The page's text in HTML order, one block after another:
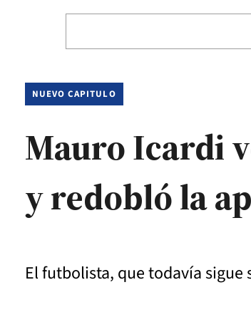
NUEVO CAPITULO
Mauro Icardi
y redobló la
El futbolista, que todavía